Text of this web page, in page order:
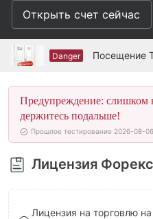
3
4
5
6
7
8
9
8
9
5
6
7
8
9
Открыть счет сейчас
Danger
Предупреждение: слишком
держитесь подальше!
Прошлое тестирование 2026-08-06
Лицензия Форекс
Лицензия на торговлю